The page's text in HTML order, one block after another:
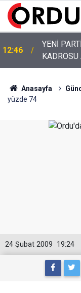
12:46
YENİ
Anasayfa
yüzde 74
19:24
24 Şubat 2009